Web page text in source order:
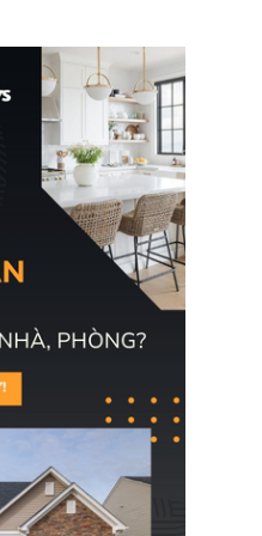
Anh vừa mở cổng ứng
tuyển dành riêng ứng
viên Việt Nam, hỗ trợ
toàn bộ chi phí học tập
cùng nhiều quyền lợi
trong suốt một năm